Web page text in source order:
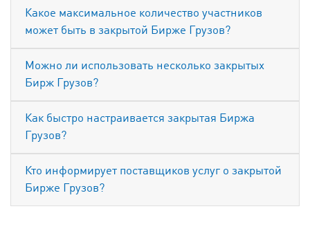
Какое максимальное количество участников
может быть в закрытой Бирже Грузов?
Можно ли использовать несколько закрытых
Бирж Грузов?
Как быстро настраивается закрытая Биржа
Грузов?
Кто информирует поставщиков услуг о закрытой
Бирже Грузов?